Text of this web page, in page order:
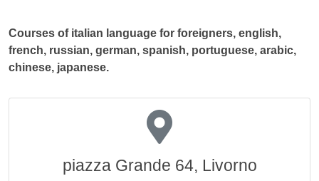
Courses of italian language for foreigners, english,
french, russian, german, spanish, portuguese, arabic,
chinese, japanese.
piazza Grande 64, Livorno